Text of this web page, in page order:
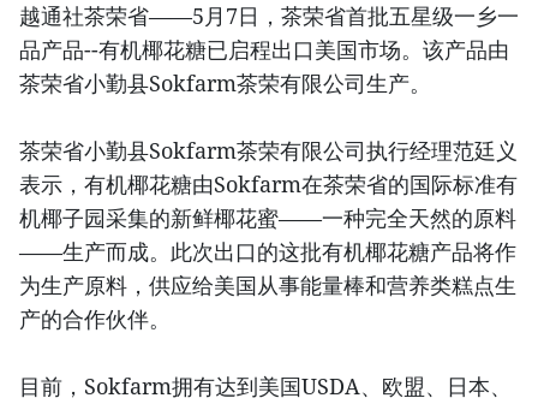
越通社茶荣省——5月7日，茶荣省首批五星级一乡一
品产品--有机椰花糖已启程出口美国市场。该产品由
茶荣省小勤县Sokfarm茶荣有限公司生产。
茶荣省小勤县Sokfarm茶荣有限公司执行经理范廷义
表示，有机椰花糖由Sokfarm在茶荣省的国际标准有
机椰子园采集的新鲜椰花蜜——一种完全天然的原料
——生产而成。此次出口的这批有机椰花糖产品将作
为生产原料，供应给美国从事能量棒和营养类糕点生
产的合作伙伴。
目前，Sokfarm拥有达到美国USDA、欧盟、日本、